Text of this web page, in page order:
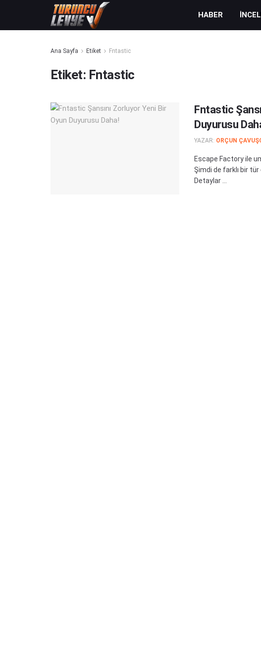
HABER
Ana Sayfa Etiket Fntastic
Etiket: Fntastic
Fntastic
Duyurusu
YAZAR: ORÇUN
Escape Factory ile
Şimdi de farklı bir tür
Detaylar ...